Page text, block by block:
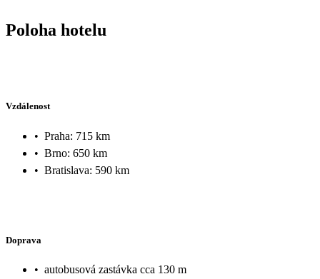
Poloha hotelu
Vzdálenost
• Praha: 715 km
• Brno: 650 km
• Bratislava: 590 km
Doprava
• autobusová zastávka cca 130 m